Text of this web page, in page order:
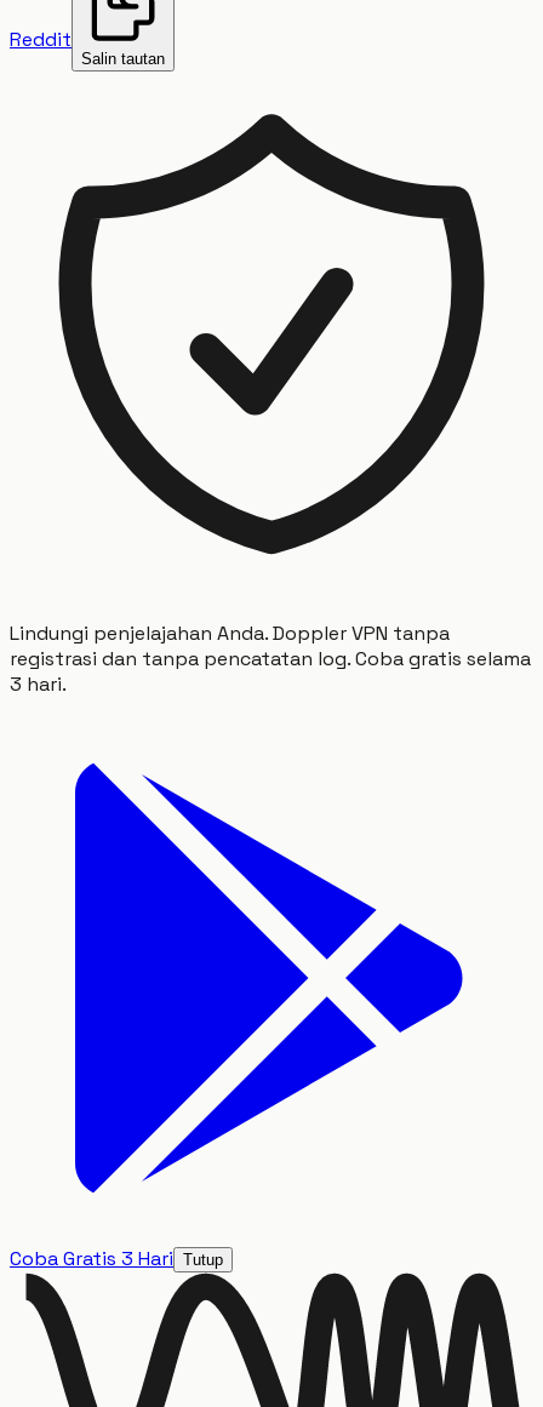
Reddit
Salin tautan
Lindungi penjelajahan Anda. Doppler VPN tanpa
registrasi dan tanpa pencatatan log. Coba gratis selama
3 hari.
Coba Gratis 3 Hari Tutup